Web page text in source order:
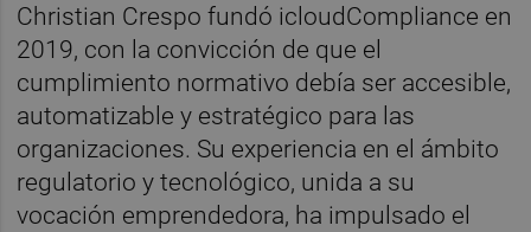
Christian Crespo fundó icloudCompliance en
2019, con la convicción de que el
cumplimiento normativo debía ser accesible,
automatizable y estratégico para las
organizaciones. Su experiencia en el ámbito
regulatorio y tecnológico, unida a su
vocación emprendedora, ha impulsado el